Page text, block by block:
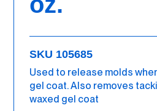
SKU 105685
Used to release molds
gel coat. Also removes
waxed gel coat